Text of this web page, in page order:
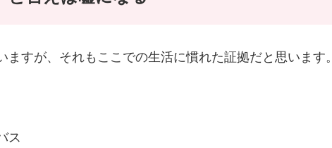
すが、それもここでの生活に慣れた証拠だと思います。
ス